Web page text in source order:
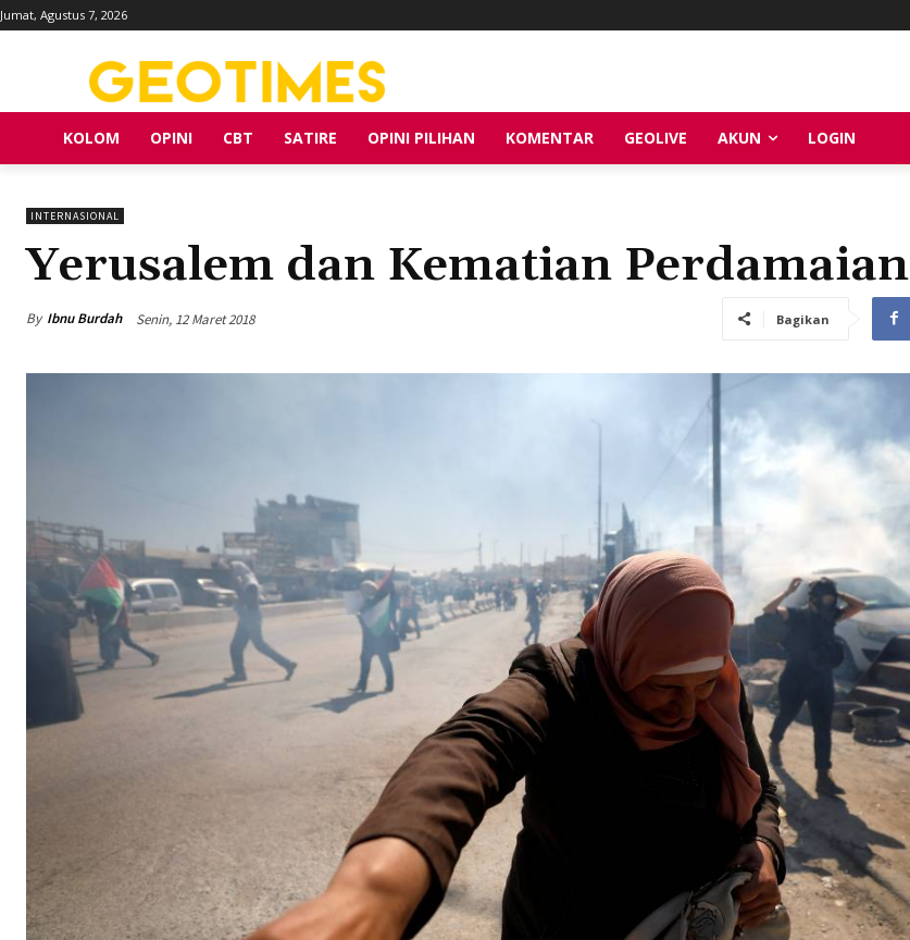
Jumat, Agustus 7, 2026
KOLOM OPINI CBT SATIRE OPINI PILIHAN KOMENTAR GEOLIVE AKUN LOGIN
INTERNASIONAL
Yerusalem dan Kematian Perdamaian
By Ibnu Burdah Senin, 12 Maret 2018 Bagikan